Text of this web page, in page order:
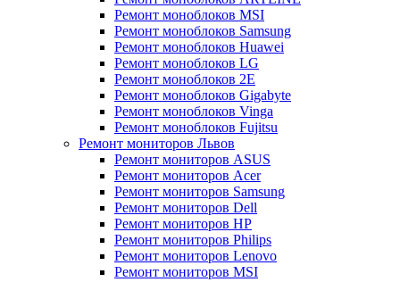
Ремонт моноблоков MSI
Ремонт моноблоков Samsung
Ремонт моноблоков Huawei
Ремонт моноблоков LG
Ремонт моноблоков 2E
Ремонт моноблоков Gigabyte
Ремонт моноблоков Vinga
Ремонт моноблоков Fujitsu
Ремонт мониторов Львов
Ремонт мониторов ASUS
Ремонт мониторов Acer
Ремонт мониторов Samsung
Ремонт мониторов Dell
Ремонт мониторов HP
Ремонт мониторов Philips
Ремонт мониторов Lenovo
Ремонт мониторов MSI